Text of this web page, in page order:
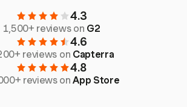
4.3
1,500+ reviews on G2
4.6
reviews on Capterra
4.8
reviews onApp Store